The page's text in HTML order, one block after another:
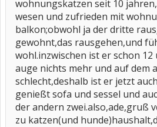
wohnungskatzen seit 10
wesen und zufrieden mit
balkon;obwohl ja der dritte
gewohnt,das rausgehen,und
wohl.inzwischen ist er schon
auge nichts mehr und auf dem
schlecht,deshalb ist er jetzt
genießt sofa und sessel und
der andern zwei.also,ade,gruß
zu katzen(und